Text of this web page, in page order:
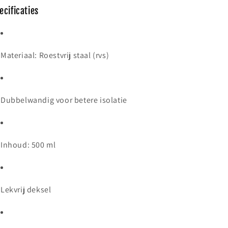
Materiaal: Roestvrij staal (rvs)
Dubbelwandig voor betere isolatie
Inhoud: 500 ml
Lekvrij deksel